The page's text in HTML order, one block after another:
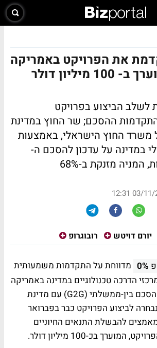
את הפרויקט באמריקה
דולר
הביצוע בפרויקט
ההסכם; שר החוץ במדינת
משרד החוץ הישראלי, באמצעות
במדינה על עדכון להסכם ה-
03/11/
יורם דויטש רובוגרופ
0% מדווחת על התקדמות משמעותית
הדרכה טכנולוגיים במדינה באמריקה
הלטינית, במסגרת הסכם בין-ממשלתי (G2G) עם מדינת
לביצוע הפרויקט כבר בפברואר
במאמצים להבשלת התנאים החיוניים
בכ-100 מיליון דולר.